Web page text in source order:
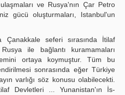
ve Rusya'nın Çar Petro
gücü oluşturmaları, Istanbul'un
Çanakkale seferi sırasında İtilaf
ile bağlantı kuramamaları
ortaya koymuştur. Tüm bu
sonrasında eğer Türkiye
varlığı söz konusu olabilecekti.
Devletleri ... Yunanistan'ın İs-